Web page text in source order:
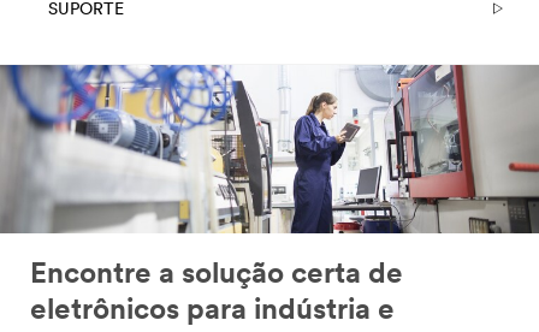
SUPORTE
Encontre a solução certa de
eletrônicos para indústria e